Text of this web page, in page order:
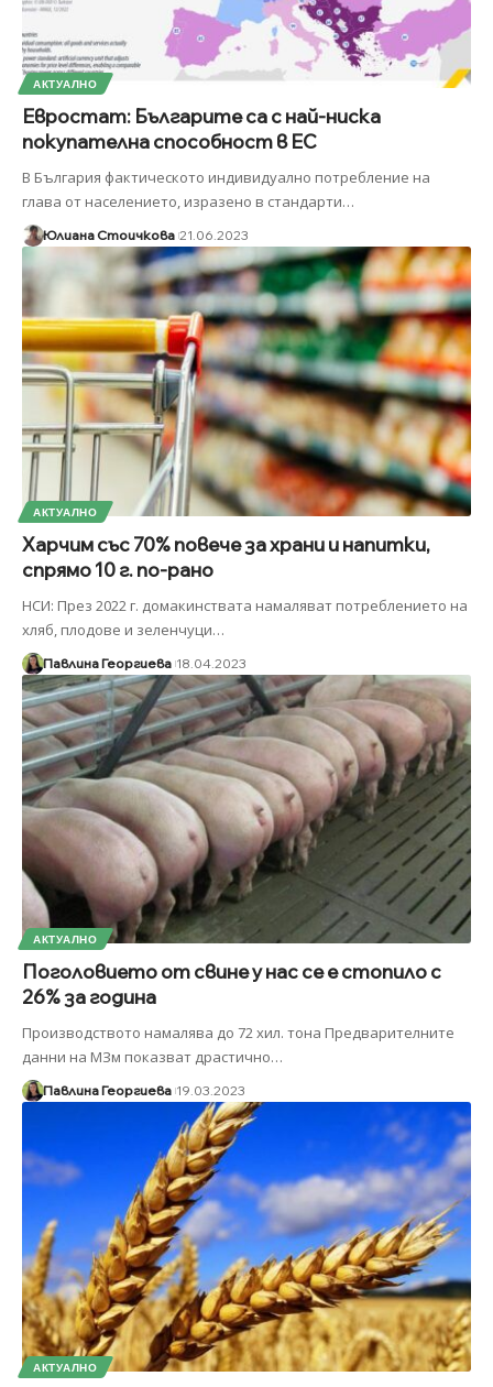
АКТУАЛНО
Евростат: Българите са с най-ниска
покупателна способност в ЕС
В България фактическото индивидуално потребление на
глава от населението, изразено в стандарти…
Юлиана Стоичкова 21.06.2023
АКТУАЛНО
Харчим със 70% повече за храни и напитки,
спрямо 10 г. по-рано
НСИ: През 2022 г. домакинствата намаляват потреблението на
хляб, плодове и зеленчуци…
Павлина Георгиева 18.04.2023
АКТУАЛНО
Поголовието от свине у нас се е стопило с
26% за година
Производството намалява до 72 хил. тона Предварителните
данни на МЗм показват драстично…
Павлина Георгиева 19.03.2023
АКТУАЛНО